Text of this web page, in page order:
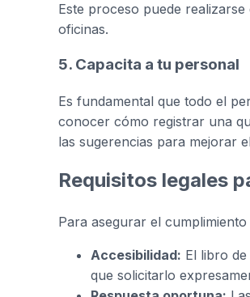
Este proceso puede
oficinas.
5. Capacita a tu personal
Es fundamental que todo el
conocer cómo registrar una
las sugerencias para mejorar
Requisitos legales
Para asegurar el
Accesibilidad: El libro
que solicitarlo